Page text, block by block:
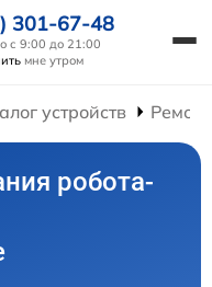
301-67-48
с 9:00 до 21:00
мне утром
устройств
робота-